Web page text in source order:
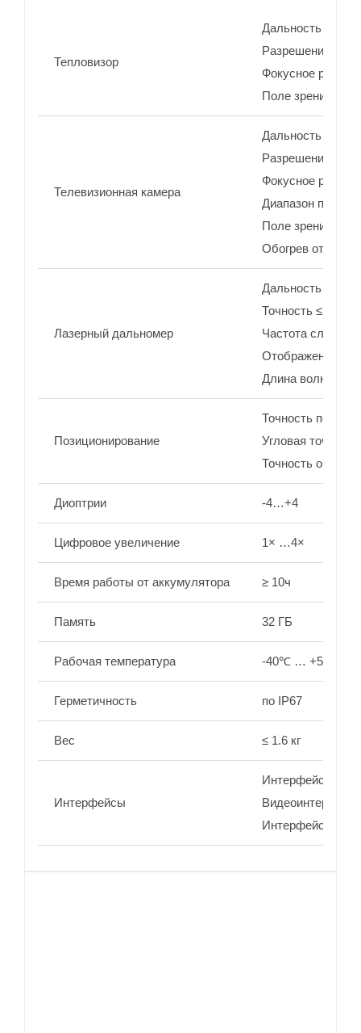
Тепловизор
Дальность
Разрешение
Фокусное
Поле зрения
Телевизионная камера
Дальность
Разрешение
Фокусное
Диапазон
Поле
Обогрев от
Лазерный дальномер
Дальность
Точность ≤2 м
Частота
Отображение
Длина волны
Позиционирование
Точность
Угловая
Точность
Диоптрии -4…+4
Цифровое увеличение 1× …4×
Время работы от аккумулятора ≥ 10ч
Память 32 ГБ
Рабочая температура -40℃ … +55℃
Герметичность по IP67
Вес ≤ 1.6 кг
Интерфейсы
Интерфейс
Видеоинтерфейс
Интерфейс